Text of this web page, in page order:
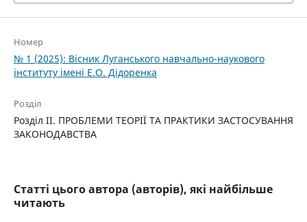
Номер
№ 1 (2025): Вісник Луганського навчально-наукового
інституту імені Е.О. Дідоренка
Розділ
Розділ II. ПРОБЛЕМИ ТЕОРІЇ ТА ПРАКТИКИ ЗАСТОСУВАННЯ
ЗАКОНОДАВСТВА
Статті цього автора (авторів), які найбільше
читають